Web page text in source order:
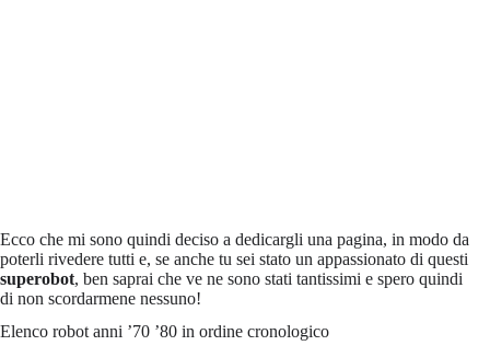
Ecco che mi sono quindi deciso a dedicargli una pagina, in modo da
poterli rivedere tutti e, se anche tu sei stato un appassionato di questi
superobot, ben saprai che ve ne sono stati tantissimi e spero quindi
di non scordarmene nessuno!
Elenco robot anni ’70 ’80 in ordine cronologico